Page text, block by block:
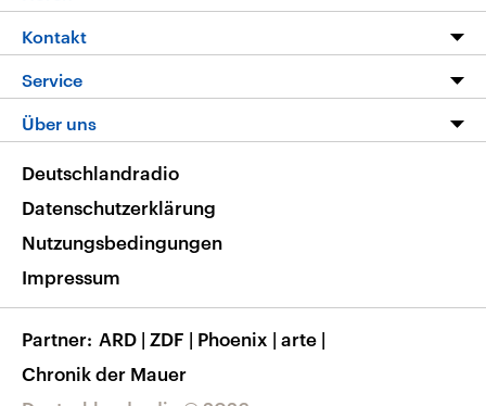
Die Nachrichten
Nachrichtenleicht
Neue Beiträge auf dlf.de
Livestream
Podcasts
Deutschlandfunk App
Nachrichten App
Frequenzen
Kontakt
Hörerservice
Service
FAQ
Veranstaltungen
Musikliste
RSS
Über uns
Barrierefreiheit
Deutschlandradio
Datenschutzerklärung
Nutzungsbedingungen
Impressum
Partner ARD | ZDF | Phoenix | arte |
Chronik der Mauer